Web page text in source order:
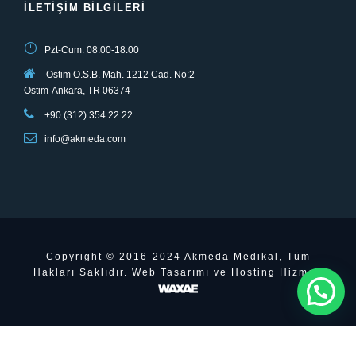
İLETIŞIM BILGILERI
Pzt-Cum: 08.00-18.00
Ostim O.S.B. Mah. 1212 Cad. No:2
Ostim-Ankara, TR 06374
+90 (312) 354 22 22
info@akmeda.com
Copyright © 2016-2024 Akmeda Medikal, Tüm
Hakları Saklıdır. Web Tasarımı ve Hosting Hizmeti